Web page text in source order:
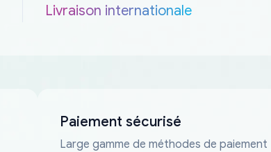
Livraison internationale
Paiement sécurisé
Large gamme de méthodes de paiement